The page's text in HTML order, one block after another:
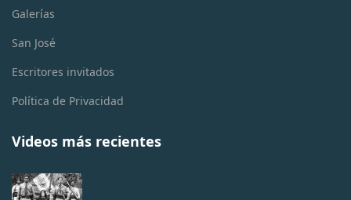
Galerías
San José
Escritores invitados
Política de Privacidad
Videos más recientes